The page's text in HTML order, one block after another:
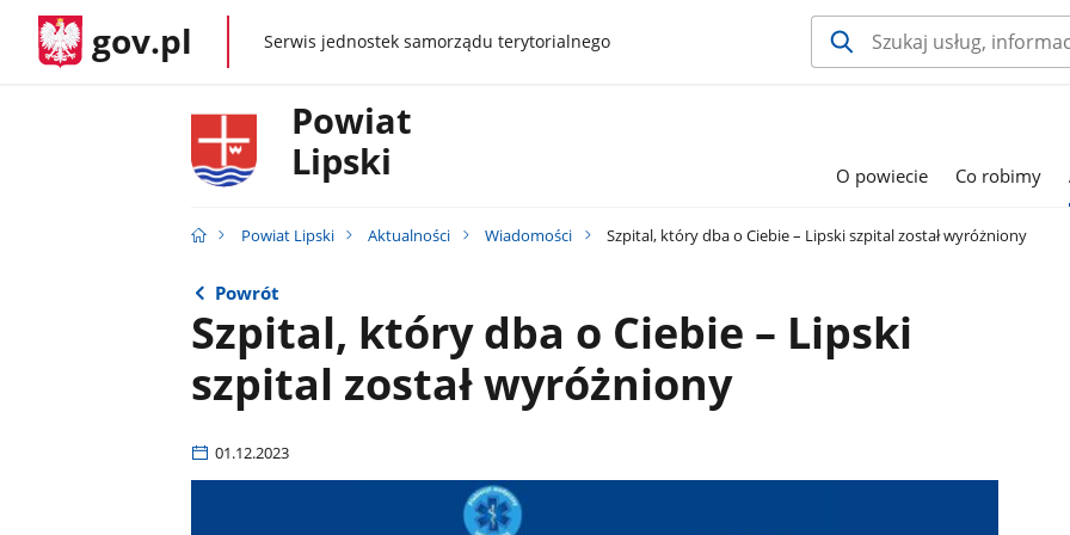
gov.pl gov.plSerwis jednostek samorządu terytorialnego
Powiat
Lipski
O powiecie Co robimy
Powiat Lipski Aktualności Wiadomości Szpital, który dba o Ciebie – Lipski szpital został wyróżniony
Powrót
Szpital, który dba o Ciebie – Lipski
szpital został wyróżniony
01.12.2023